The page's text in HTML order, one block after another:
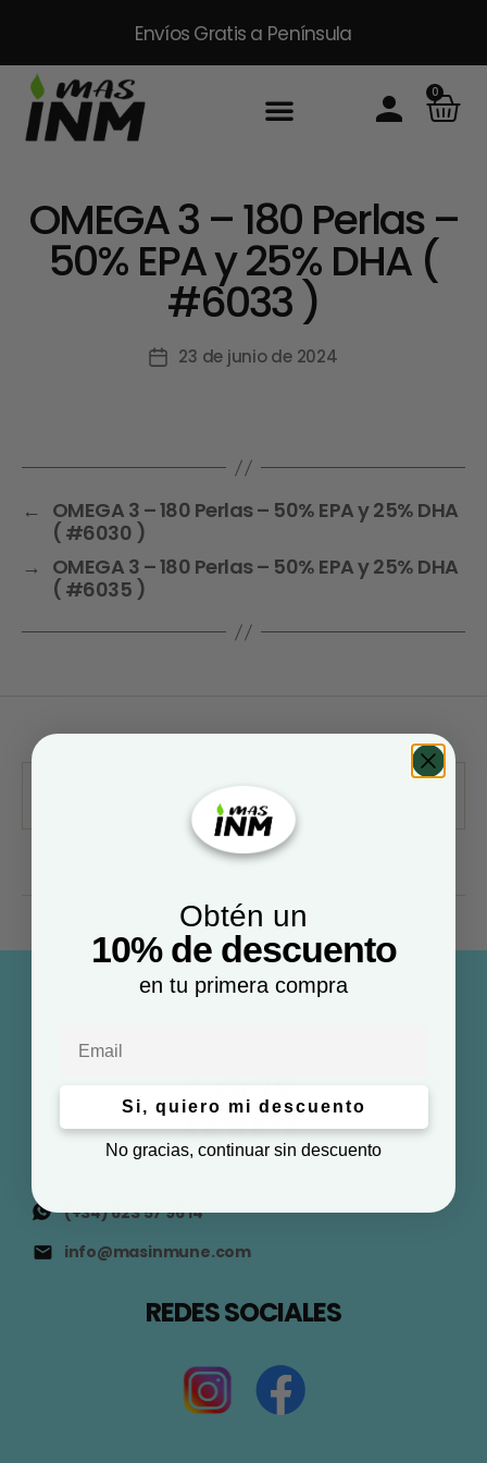
Envíos Gratis a Península
0
OMEGA 3 – 180 Perlas –
50% EPA y 25% DHA (
#6033 )
23 de junio de 2024
← OMEGA 3 – 180 Perlas – 50% EPA y 25% DHA
( #6030 )
→ OMEGA 3 – 180 Perlas – 50% EPA y 25% DHA
( #6035 )
(+34) 623 57 96 14
info@masinmune.com
REDES SOCIALES
Obtén un
10% de descuento
en tu primera compra
Si, quiero mi descuento
No gracias, continuar sin descuento